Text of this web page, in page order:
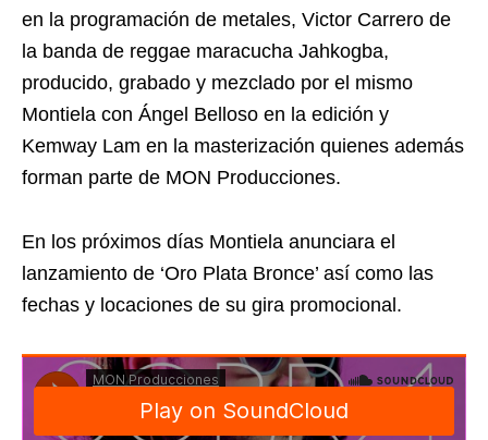
en la programación de metales, Victor Carrero de
la banda de reggae maracucha Jahkogba,
producido, grabado y mezclado por el mismo
Montiela con Ángel Belloso en la edición y
Kemway Lam en la masterización quienes además
forman parte de MON Producciones.
En los próximos días Montiela anunciara el
lanzamiento de ‘Oro Plata Bronce’ así como las
fechas y locaciones de su gira promocional.